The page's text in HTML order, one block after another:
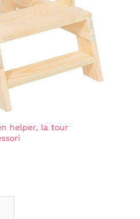
helper, la tour